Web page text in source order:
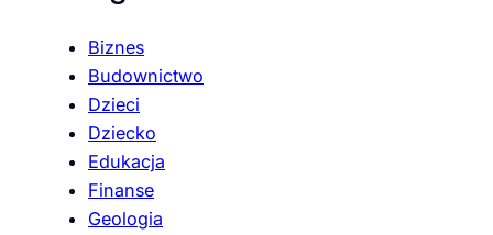
Biznes
Budownictwo
Dzieci
Dziecko
Edukacja
Finanse
Geologia